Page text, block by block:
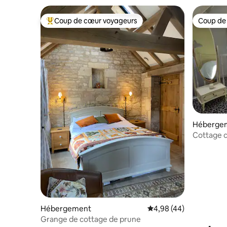
Coups de cœur voyageurs les plus appréciés
Coup de cœur voyageurs
Hébergement Évaluation moyenne
4,98 (44)
Grange de cottage de prune
Coup
Coup
Cottage